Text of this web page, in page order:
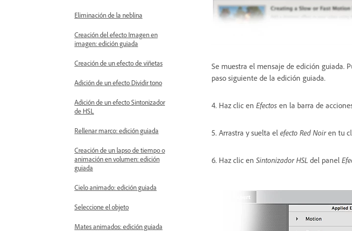
Eliminación de la neblina
Creación del efecto Imagen en
imagen: edición guiada
Creación de un efecto de viñetas
Adición de un efecto Dividir tono
Adición de un efecto Sintonizador
de HSL
Rellenar marco: edición guiada
Creación de un lapso de tiempo o
animación en volumen: edición
guiada
Cielo animado: edición guiada
Seleccione el objeto
Mates animados: edición guiada
Se muestra el mensaje de edición guiada.
paso siguiente de la edición guiada.
4. Haz clic en Efectos en la barra de
5. Arrastra y suelta el efecto Red Noiren tu
6. Haz clic en Sintonizador HSL del panel